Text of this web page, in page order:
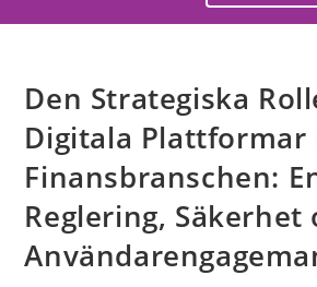
Den Strategiska
Digitala Plattformar
Finansbranschen:
Reglering, Säkerhet